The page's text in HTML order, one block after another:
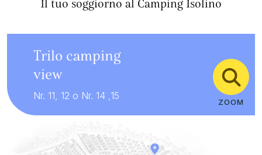
Il tuo soggiorno al Camping Isolino
Trilo camping
view
Nr. 11, 12 o Nr. 14 ,15
ZOOM